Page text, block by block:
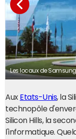
Les locaux de
Aux Etats-Unis, la
technopôle
Silicon Hills, la
l'informatique.